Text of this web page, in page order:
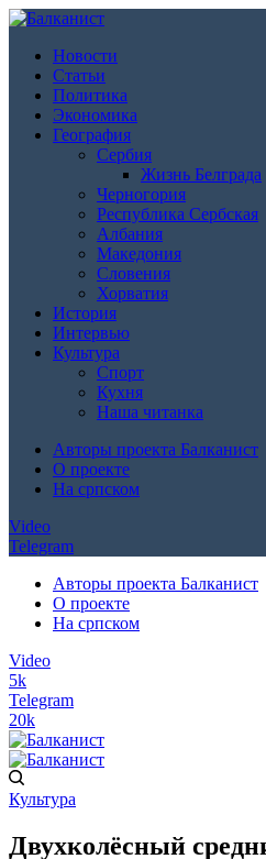
Новости
Статьи
Политика
Экономика
География
Сербия
Жизнь Белграда
Черногория
Республика Сербская
Албания
Македония
Словения
Хорватия
История
Интервью
Культура
Спорт
Кухня
Наша читанка
Авторы проекта Балканист
О проекте
На српском
Video
Telegram
Авторы проекта Балканист
О проекте
На српском
Video
5k
Telegram
20k
Культура
Двухколёсный